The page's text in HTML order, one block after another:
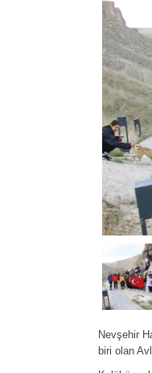
Nevşehir
biri olan